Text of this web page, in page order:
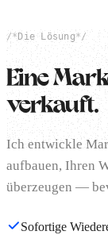
/* Die Lösung*/
Eine
verkauft.
Ich entwickle
aufbauen, Ihren
überzeugen —
Sofortige